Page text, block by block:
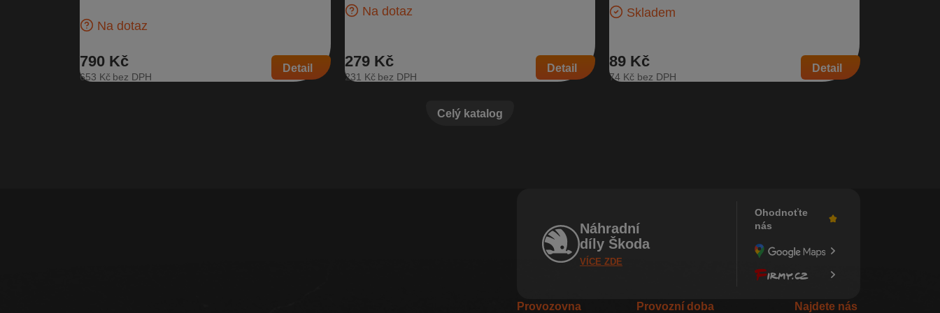
Na dotaz
790 Kč
653 Kč
Detail
Na dotaz
279 Kč
231 Kč
Detail
Skladem
89 Kč
74 Kč
Detail
Celý katalog
Náhradní
díly Škoda
VÍCE ZDE
Ohodnoťte
nás
Provozovna Provozní doba Najdete nás